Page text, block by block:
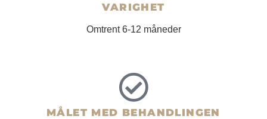
VARIGHET
Omtrent 6-12 måneder
MÅLET MED BEHANDLINGEN